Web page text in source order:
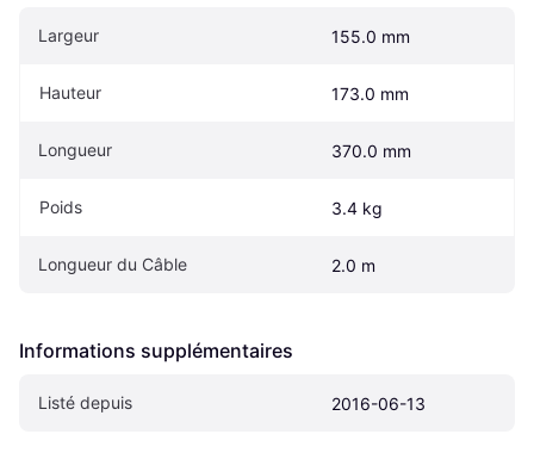
Largeur 155.0 mm
Hauteur 173.0 mm
Longueur 370.0 mm
Poids 3.4 kg
Longueur du Câble 2.0 m
Informations supplémentaires
Listé depuis 2016-06-13